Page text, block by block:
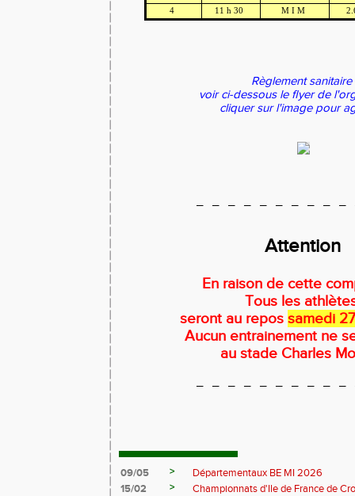
4 11 h 30 M I M
Règlement
voir ci-dessous le flyer de
cliquer sur l'image pour
Attention
En raison de cette
Tous les
seront au repos samedi
Aucun entrainement ne
au stade Charles
09/05 >
Départementaux BE MI 2026
15/02
>
Championnats d'Ile de France de